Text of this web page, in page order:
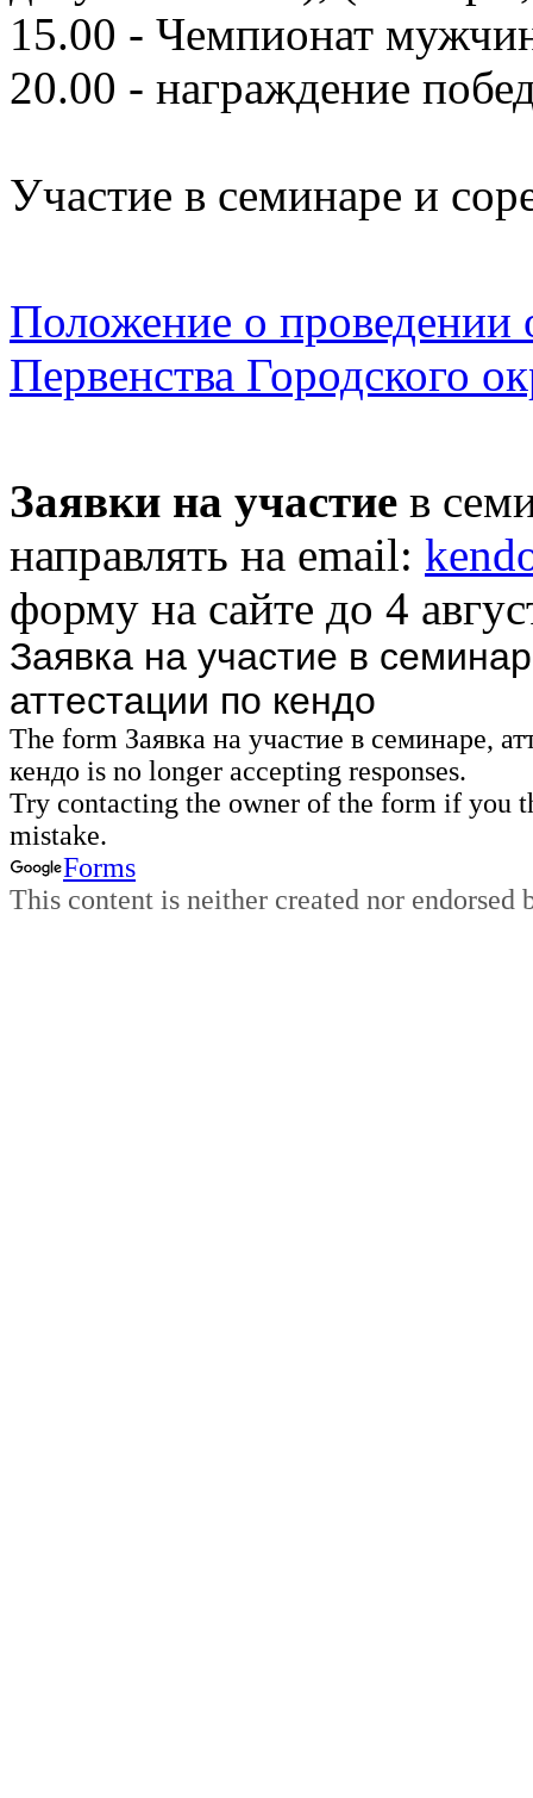
15.00 - Чемпионат
20.00 - награждение
Участие в семинаре и
Положение о проведении
Первенства Городского
Заявки на участие в
направлять на email:
форму на сайте до 4